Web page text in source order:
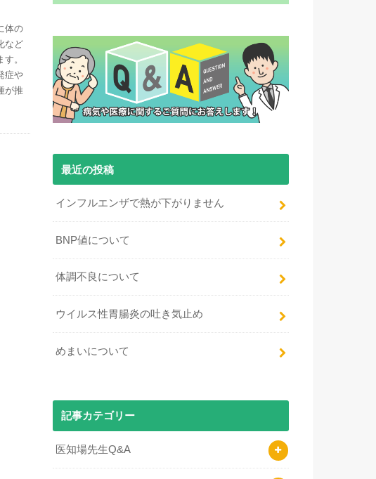
体の
など
。
症や
が推
最近の投稿
インフルエンザで熱が下がりません
BNP値について
体調不良について
ウイルス性胃腸炎の吐き気止め
めまいについて
記事カテゴリー
医知場先生Q&A